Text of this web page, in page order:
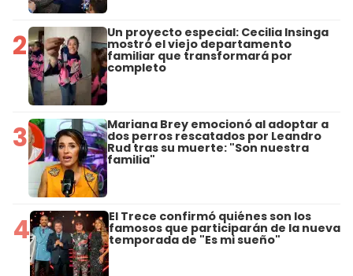
2 Un proyecto especial: Cecilia Insinga
mostró el viejo departamento
familiar que transformará por
completo
3 Mariana Brey emocionó al adoptar a
dos perros rescatados por Leandro
Rud tras su muerte: "Son nuestra
familia"
4 El Trece confirmó quiénes son los
famosos que participarán de la nueva
temporada de "Es mi sueño"